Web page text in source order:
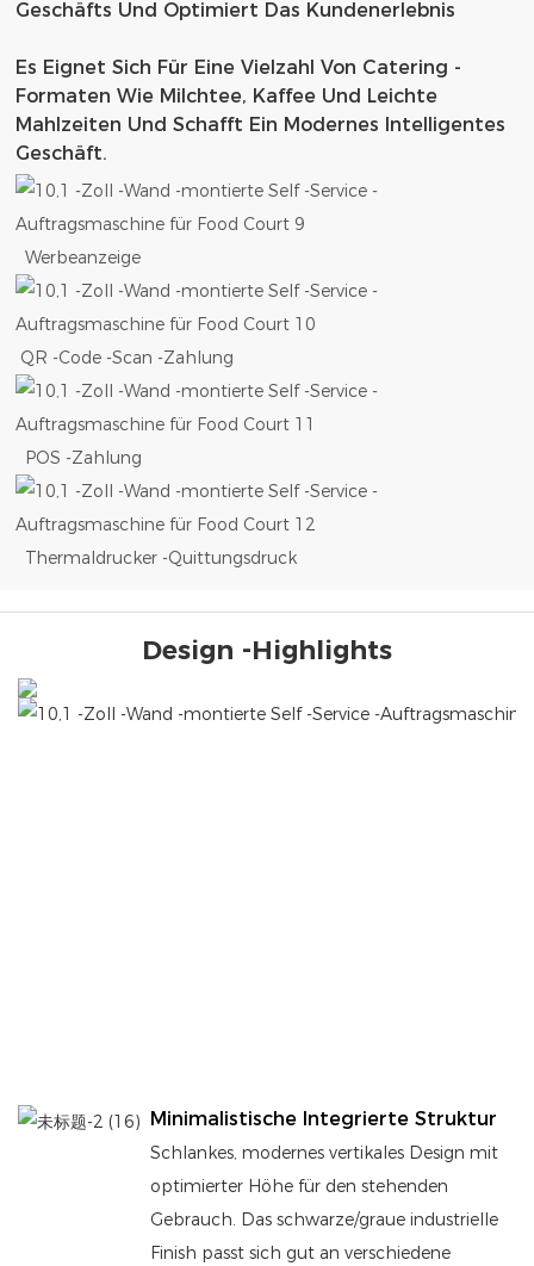
Geschäfts Und Optimiert Das Kundenerlebnis
Es Eignet Sich Für Eine Vielzahl Von Catering -
Formaten Wie Milchtee, Kaffee Und Leichte
Mahlzeiten Und Schafft Ein Modernes Intelligentes
Geschäft.
Werbeanzeige
QR -Code -Scan -Zahlung
POS -Zahlung
Thermaldrucker -Quittungsdruck
Design -Highlights
Minimalistische Integrierte Struktur
Schlankes, modernes vertikales Design mit
optimierter Höhe für den stehenden
Gebrauch. Das schwarze/graue industrielle
Finish passt sich gut an verschiedene